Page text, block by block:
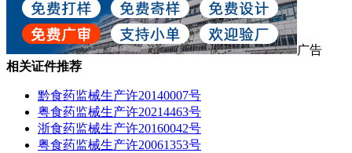
广告
相关证件推荐
黔食药监械生产许20140007号
粤食药监械生产许20214463号
浙食药监械生产许20160042号
粤食药监械生产许20061353号